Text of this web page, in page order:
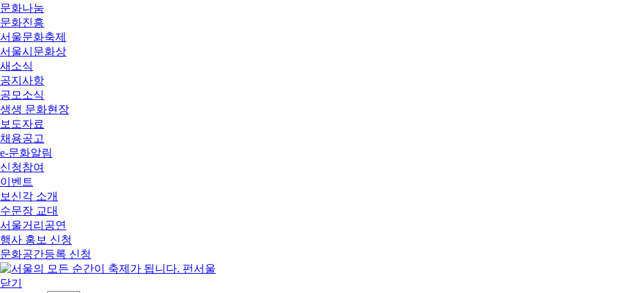
문화나눔
문화진흥
서울문화축제
서울시문화상
새소식
공지사항
공모소식
생생 문화현장
보도자료
채용공고
e-문화알림
신청참여
이벤트
보신각 소개
수문장 교대
서울거리공연
행사 홍보 신청
문화공간등록 신청
닫기